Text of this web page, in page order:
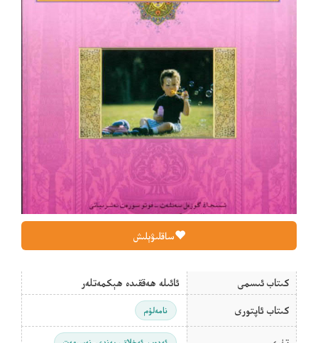
ساقلىۋېلىش
كىتاب ئىسمى ئائىلە ھەققىدە ھېكمەتلەر
كىتاب ئاپتورى نامەلۇم